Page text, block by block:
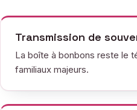
Transmission de
La boîte à bonbons reste le
familiaux majeurs.